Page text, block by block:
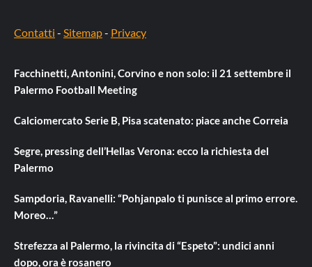
Contatti - Sitemap- Privacy
Facchinetti, Antonini, Corvino e non solo: il 21 settembre il
Palermo Football Meeting
Calciomercato Serie B, Pisa scatenato: piace anche Correia
Segre, pressing dell’Hellas Verona: ecco la richiesta del
Palermo
Sampdoria, Ravanelli: “Pohjanpalo ti punisce al primo errore.
Moreo…”
Strefezza al Palermo, la rivincita di “Espeto”: undici anni
dopo, ora è rosanero